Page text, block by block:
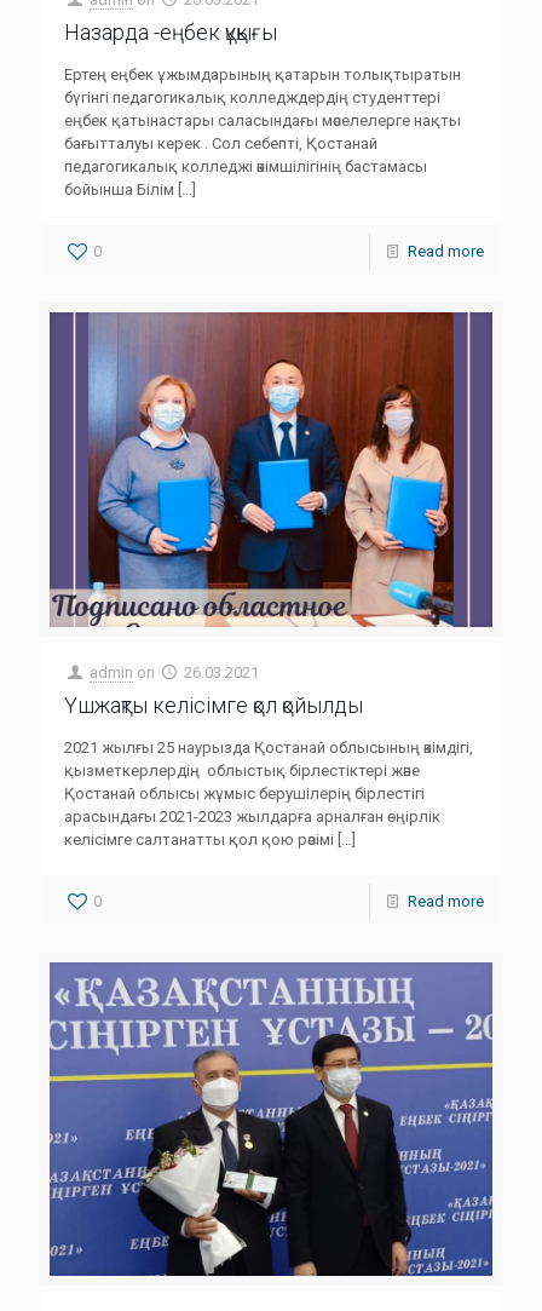
Назарда -еңбек құқығы
Ертең еңбек ұжымдарының қатарын толықтыратын
бүгінгі педагогикалық колледждердің студенттері
еңбек қатынастары саласындағы мәселелерге нақты
бағытталуы керек . Сол себепті, Қостанай
педагогикалық колледжі әкімшілігінің бастамасы
бойынша Білім […]
0 Read more
admin on 26.03.2021
Үшжақты келісімге қол қойылды
2021 жылғы 25 наурызда Қостанай облысының әкімдігі,
қызметкерлердің облыстық бірлестіктері және
Қостанай облысы жұмыс берушілерің бірлестігі
арасындағы 2021-2023 жылдарға арналған өңірлік
келісімге салтанатты қол қою рәсімі […]
0 Read more